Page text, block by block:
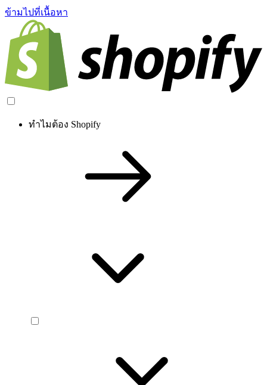
ข้ามไปที่เนื้อหา
ทำไมต้อง Shopify